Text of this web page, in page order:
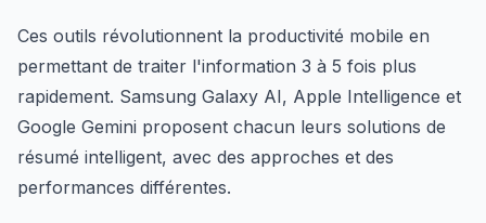
Ces outils révolutionnent la productivité mobile en
permettant de traiter l'information 3 à 5 fois plus
rapidement. Samsung Galaxy AI, Apple Intelligence et
Google Gemini proposent chacun leurs solutions de
résumé intelligent, avec des approches et des
performances différentes.